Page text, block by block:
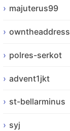
majuterus99
owntheaddress
polres-serkot
advent1jkt
st-bellarminus
syj